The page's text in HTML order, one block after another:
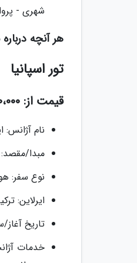
شهری - پرواز بین
هر آنچه
تور اسپانیا
قیمت از: 6،990،000 تومان
نام آژانس:
مبدا/مقصد:
نوع سفر:
ایرلاین:
تاریخ آغاز/سرانجام: 27